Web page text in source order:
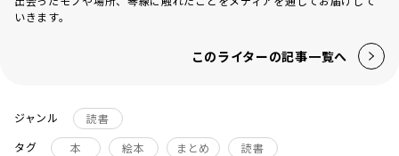
いきます。
このライターの記事一覧へ
ジャンル
読書
タグ
本 絵本 まとめ 読書